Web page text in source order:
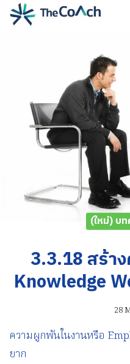
Skip
(ใหม่) บ
3.3.18 สร้า
Knowledge
28
ความผูกพันในงานหรือ
ยาก